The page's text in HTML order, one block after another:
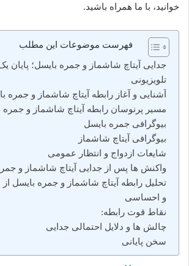
خوانید، با ما همراه باشید.
فهرست موضوعات این مطلب
جدایی آیتاچ شاشماز و جمره بایسل؛ پایان
تلویزیونی
آشنایی و آغاز رابطه آیتاچ شاشماز و جمره
مسیر پرنوسان رابطه آیتاچ شاشماز و جمره
بیوگرافی جمره بایسل
بیوگرافی آیتاچ شاشماز
شایعات ازدواج و انتظار عمومی
واکنش‌ ها پس از جدایی آیتاچ شاشماز و
تحلیل رابطه آیتاچ شاشماز و جمره بایسل
و احساسی
نقاط قوت رابطه:
چالش‌ ها و دلایل احتمالی جدایی
سخن پایانی